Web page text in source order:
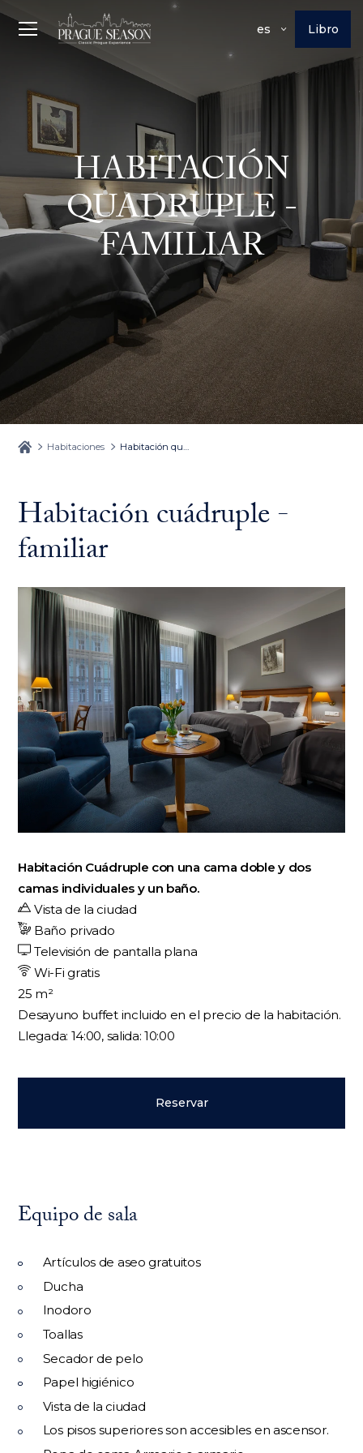
es Libro
HABITACIÓN
QUADRUPLE -
FAMILIAR
Habitaciones Habitación quadruple - familiar
Habitación cuádruple -
familiar
Habitación Cuádruple con una cama doble y dos
camas individuales y un baño.
Vista de la ciudad
Baño privado
Televisión de pantalla plana
Wi-Fi gratis
25 m²
Desayuno buffet incluido en el precio de la habitación.
Llegada: 14:00, salida: 10:00
Reservar
Equipo de sala
Artículos de aseo gratuitos
Ducha
Inodoro
Toallas
Secador de pelo
Papel higiénico
Vista de la ciudad
Los pisos superiores son accesibles en ascensor.